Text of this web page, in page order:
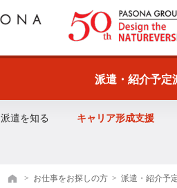
派遣・紹介予定
派遣を知る キャリア形成支援
ホーム
> お仕事をお探しの方 > 派遣・紹介予